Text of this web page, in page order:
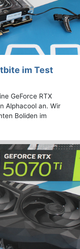
im Test
GeForce RTX
Alphacool an. Wir
Boliden im